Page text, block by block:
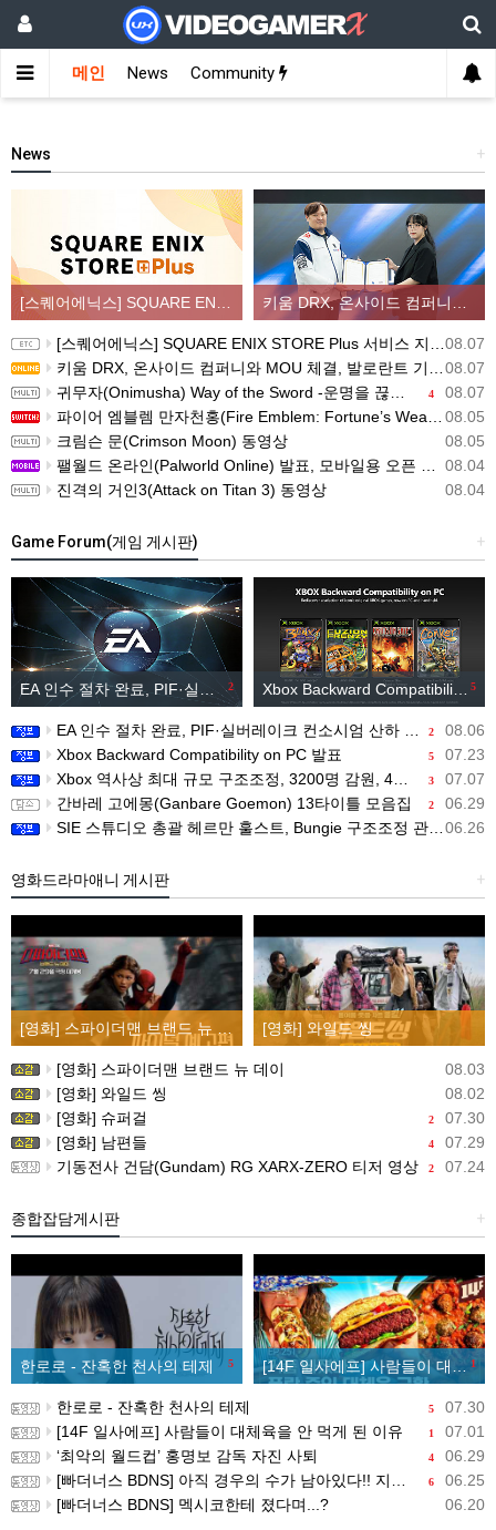
메인 News Community
+
News
키움 DRX, 온사이드 컴퍼니와 MOU 체결, 발로란트 기반 콘텐츠 생태계 확장
08.07
[스퀘어에닉스] SQUARE ENIX STORE Plus 서비스 지역 확대, 인기 신상품 라인업 순차적 입고
08.07
키움 DRX, 온사이드 컴퍼니와 MOU 체결, 발로란트 기반 콘텐츠 생태계 확장
4 08.07
귀무자(Onimusha) Way of the Sword -운명을 끊는 자 트레일러
08.05
파이어 엠블렘 만자천홍(Fire Emblem: Fortune’s Weave) 스크린샷과 동영상(한국어 자막)
08.05
크림슨 문(Crimson Moon) 동영상
08.04
팰월드 온라인(Palworld Online) 발표, 모바일용 오픈 월드 멀티플레이 생존 크래프트
08.04
진격의 거인3(Attack on Titan 3) 동영상
+
Game Forum(게임 게시판)
2
EA 인수 절차 완료, PIF·실버레이크 컨소시엄 산하 편입 5
Xbox Backward Compatibility on PC 발표
2 08.06
EA 인수 절차 완료, PIF·실버레이크 컨소시엄 산하 편입
5 07.23
Xbox Backward Compatibility on PC 발표
3 07.07
Xbox 역사상 최대 규모 구조조정, 3200명 감원, 4개 스튜디오 분리
2 06.29
간바레 고에몽(Ganbare Goemon) 13타이틀 모음집
06.26
SIE 스튜디오 총괄 헤르만 훌스트, Bungie 구조조정 관련 직원 메시지 공개
+
영화드라마애니 게시판
[영화] 와일드 씽
08.03
[영화] 스파이더맨 브랜드 뉴 데이
08.02
[영화] 와일드 씽
2 07.30
[영화] 슈퍼걸
4 07.29
[영화] 남편들
2 07.24
기동전사 건담(Gundam) RG XARX-ZERO 티저 영상
+
종합잡담게시판
5
한로로 - 잔혹한 천사의 테제 1
[14F 일사에프] 사람들이 대체육을 안 먹게 된 이유
5 07.30
한로로 - 잔혹한 천사의 테제
1 07.01
[14F 일사에프] 사람들이 대체육을 안 먹게 된 이유
4 06.29
‘최악의 월드컵’ 홍명보 감독 자진 사퇴
6 06.25
[빠더너스 BDNS] 아직 경우의 수가 남아있다!! 지금부터 시작이야!!
06.20
[빠더너스 BDNS] 멕시코한테 졌다며...?